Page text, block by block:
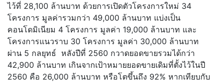
ไว้ที่ 28,100 ล้านบาท ด้วยการเปิดตัวโครงการใหม่ 34
โครงการ มูลค่ารวมกว่า 49,000 ล้านบาท แบ่งเป็น
คอนโดมิเนียม 4 โครงการ มูลค่า 19,000 ล้านบาท และ
โครงการแนวราบ 30 โครงการ มูลค่า 30,000 ล้านบาท
ผ่าน 5 กลยุทธ์ หลังปีที่ 2560 กวาดยอดขายรวมได้กว่า
42,900 ล้านบาท เกินจากเป้าหมายยอดขายเดิมที่ตั้งไว้ในปี
2560 คือ 26,000 ล้านบาท หรือโตขึ้นถึง 92% หากเทียบกับ